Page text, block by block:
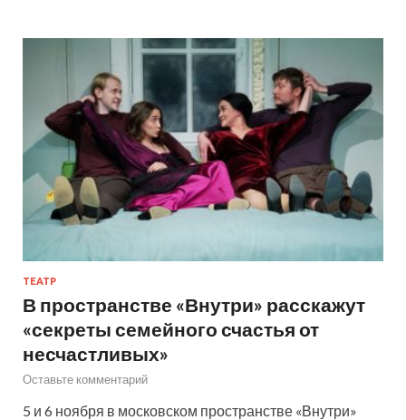
ТЕАТР
В пространстве «Внутри» расскажут
«секреты семейного счастья от
несчастливых»
Оставьте комментарий
5 и 6 ноября в московском пространстве «Внутри»